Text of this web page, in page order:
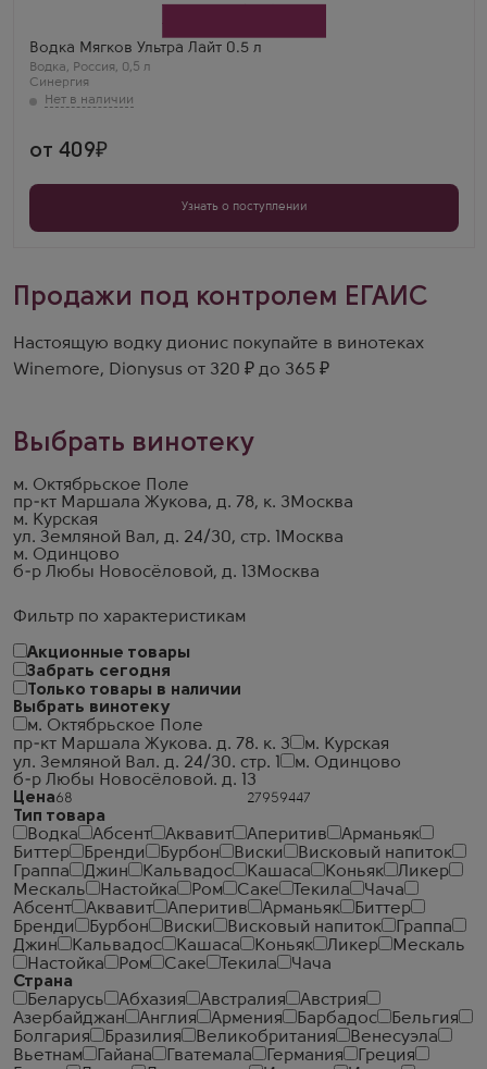
Фильтр по характеристикам
Акционные товары
Забрать сегодня
Только товары в наличии
Выбрать винотеку
м. Октябрьское Поле
пр-кт Маршала Жукова. д. 78. к. 3
м. Курская
ул. Земляной Вал. д. 24/30. стр. 1
м. Одинцово
б-р Любы Новосёловой. д. 13
Цена
Тип товара
Водка
Абсент Аквавит Аперитив
Арманьяк
Биттер
Бренди Бурбон Виски
Висковый напиток
Граппа
Джин Кальвадос Кашаса Коньяк
Ликер
Мескаль
Настойка Ром Саке Текила
Чача
Абсент
Аквавит Аперитив Арманьяк
Биттер
Бренди
Бурбон Виски Висковый напиток
Граппа
Джин
Кальвадос Кашаса Коньяк Ликер
Мескаль
Настойка
Ром Саке Текила
Чача
Страна
Беларусь
Абхазия Австралия
Австрия
Азербайджан
Англия Армения Барбадос
Бельгия
Болгария
Бразилия Великобритания
Венесуэла
Вьетнам
Гайана Гватемала Германия
Греция
Водка Мягков Ультра Лайт 0.5 л
Водка, Россия, 0,5 л
Синергия
Галина
Мягков Ультра Лайт 0.5 — лёгкая, гладкая, без
жжения. Идеальна для тех, кто не любит
«режущую» водку.
от 409
Узнать о поступлении
Продажи под контролем ЕГАИС
Настоящую водку дионис покупайте в винотеках
Winemore, Dionysus от 320 ₽ до 365 ₽
Выбрать винотеку
м. Октябрьское Поле
пр-кт Маршала Жукова, д. 78, к. 3 Москва
м. Курская
ул. Земляной Вал, д. 24/30, стр. 1
Москва
м. Одинцово
б-р Любы Новосёловой, д. 13 Москва